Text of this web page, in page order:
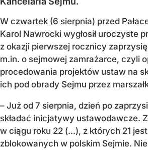
W czwartek (6 sierpnia) przed
Karol Nawrocki wygłosił uroczyste
z okazji pierwszej rocznicy
m.in. o sejmowej zamrażarce, czyli
procedowania projektów ustaw na
ich pod obrady Sejmu przez
– Już od 7 sierpnia, dzień po
składać inicjatywy ustawodawcze.
w ciągu roku 22 (...), z których 21
zblokowanych w polskim Sejmie.